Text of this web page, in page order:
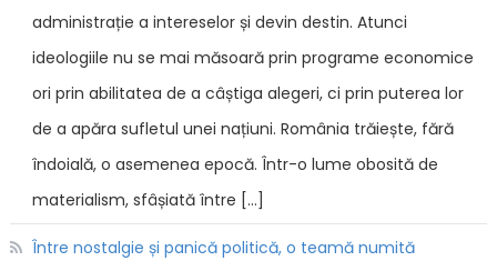
administrație a intereselor și devin destin. Atunci
ideologiile nu se mai măsoară prin programe economice
ori prin abilitatea de a câștiga alegeri, ci prin puterea lor
de a apăra sufletul unei națiuni. România trăiește, fără
îndoială, o asemenea epocă. Într-o lume obosită de
materialism, sfâșiată între […]
Între nostalgie și panică politică, o teamă numită